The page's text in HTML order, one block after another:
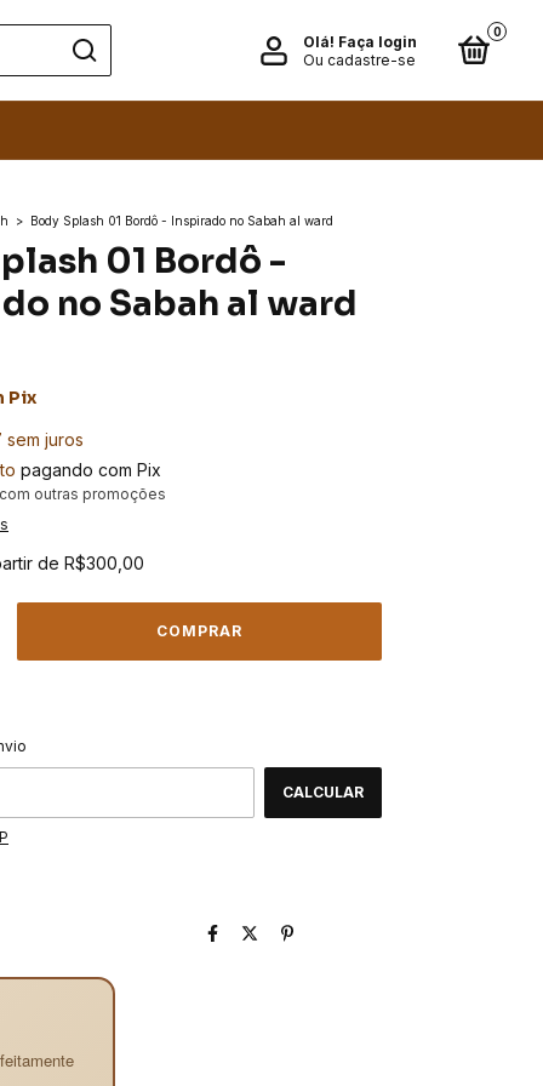
Olá! Faça login
Ou cadastre-se
0
> Body Splash 01 Bordô - Inspirado no Sabah al ward
01 Bordô -
no Sabah al ward
Pix
sem juros
pagando com Pix
outras promoções
de R$300,00
CALCULAR